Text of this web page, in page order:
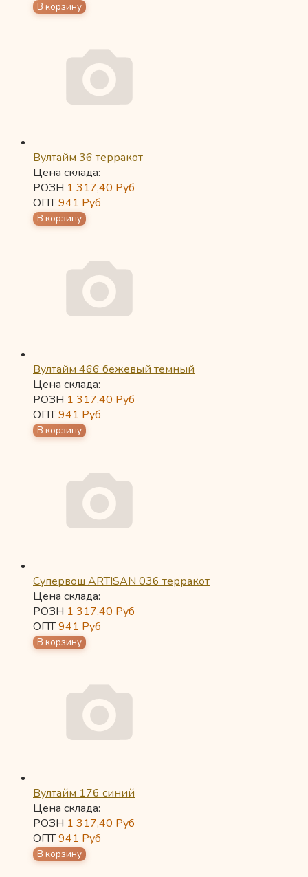
Вултайм 36 терракот
Цена склада:
РОЗН 1 317,40 Руб
ОПТ941 Руб
Вултайм 466 бежевый темный
Цена склада:
РОЗН 1 317,40 Руб
ОПТ941 Руб
Супервош ARTISAN 036 терракот
Цена склада:
РОЗН 1 317,40 Руб
ОПТ941 Руб
Вултайм 176 синий
Цена склада:
РОЗН 1 317,40 Руб
ОПТ941 Руб